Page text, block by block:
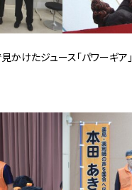
かけたジュース「パワーギア」